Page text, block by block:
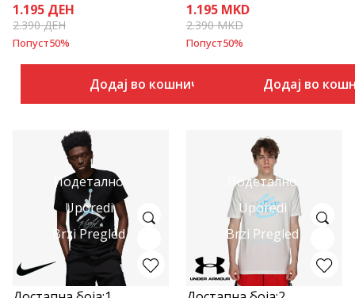
1.195 ДЕН
2.390ДЕН
Попуст50%
Додај во кошничка
1.195 MKD
2.390MKD
Попуст50%
Додај во
Подетално
Uporedi
Brzi Pregled
Подетално
Uporedi
Brzi Pregled